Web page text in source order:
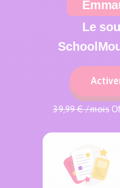
Le
39,99 € /mois